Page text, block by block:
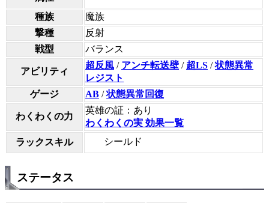
種族
魔族
撃種
反射
戦型
バランス
アビリティ
超反風 / アンチ転送壁 / 超LS /状態異常
レジスト
ゲージ
AB /状態異常回復
わくわくの力
英雄の証：あり
わくわくの実 効果一覧
ラックスキル
シールド
ステータス